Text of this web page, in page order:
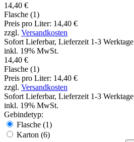
14,40 €
Flasche (1)
Preis pro Liter: 14,40 €
zzgl. Versandkosten
Sofort Lieferbar, Lieferzeit 1-3 Werktage
inkl. 19% MwSt.
14,40 €
Flasche (1)
Preis pro Liter: 14,40 €
zzgl. Versandkosten
Sofort Lieferbar, Lieferzeit 1-3 Werktage
inkl. 19% MwSt.
Gebindetyp:
Flasche (1)
Karton (6)